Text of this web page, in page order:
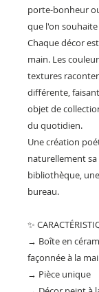
porte-bonheur
que l'on
Chaque décor
main. Les
textures
différente,
objet de
du quotidien.
Une création
naturellement
bibliothèque,
bureau.
✨
→ Boîte en
façonnée à la
→ Pièce unique